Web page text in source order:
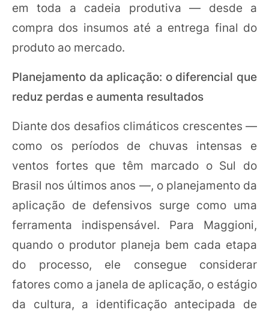
em toda a cadeia produtiva — desde a
compra dos insumos até a entrega final do
produto ao mercado.
Planejamento da aplicação: o diferencial que
reduz perdas e aumenta resultados
Diante dos desafios climáticos crescentes —
como os períodos de chuvas intensas e
ventos fortes que têm marcado o Sul do
Brasil nos últimos anos —, o planejamento da
aplicação de defensivos surge como uma
ferramenta indispensável. Para Maggioni,
quando o produtor planeja bem cada etapa
do processo, ele consegue considerar
fatores como a janela de aplicação, o estágio
da cultura, a identificação antecipada de